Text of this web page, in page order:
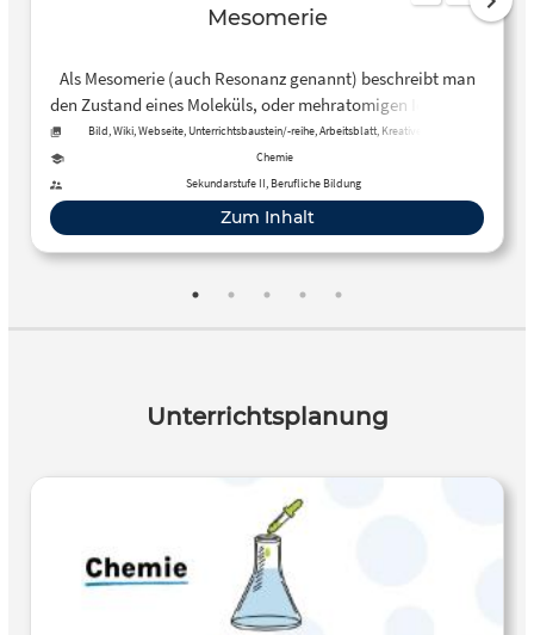
Mesomerie
Als Mesomerie (auch Resonanz genannt) beschreibt man
den Zustand eines Moleküls, oder mehratomigen Ions, dass
dessen Strukturformel nicht …
Bild, Wiki, Webseite, Unterrichtsbaustein/-reihe, Arbeitsblatt, Kreative, offene
Chemie
Sekundarstufe II, Berufliche Bildung
Zum Inhalt
Unterrichtsplanung